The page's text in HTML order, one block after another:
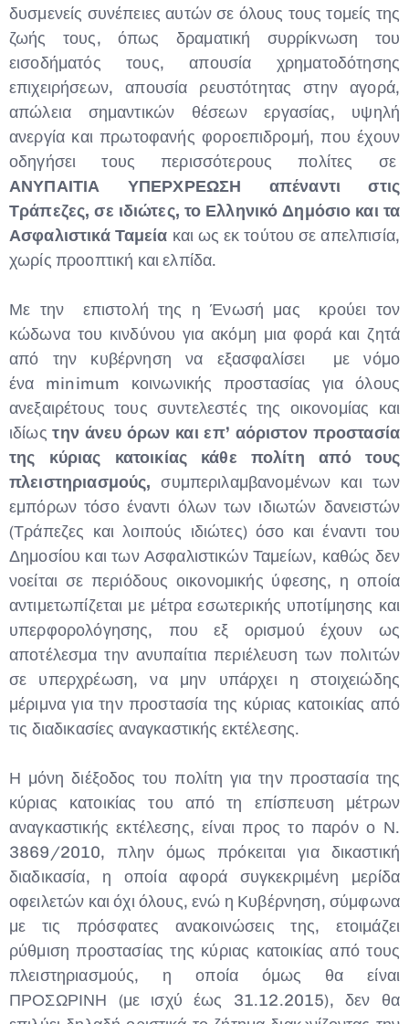
δυσμενείς συνέπειες αυτών σε όλους τους τομείς της
ζωής τους, όπως δραματική συρρίκνωση του
εισοδήματός τους, απουσία χρηματοδότησης
επιχειρήσεων, απουσία ρευστότητας στην αγορά,
απώλεια σημαντικών θέσεων εργασίας, υψηλή
ανεργία και πρωτοφανής φοροεπιδρομή, που έχουν
οδηγήσει τους περισσότερους πολίτες σε
ΑΝΥΠΑΙΤΙΑ ΥΠΕΡΧΡΕΩΣΗ απέναντι στις
Τράπεζες, σε ιδιώτες, το Ελληνικό Δημόσιο και τα
Ασφαλιστικά Ταμεία και ως εκ τούτου σε απελπισία,
χωρίς προοπτική και ελπίδα.
Με την επιστολή της η Ένωσή μας κρούει τον
κώδωνα του κινδύνου για ακόμη μια φορά και ζητά
από την κυβέρνηση να εξασφαλίσει με νόμο
ένα minimum κοινωνικής προστασίας για όλους
ανεξαιρέτους τους συντελεστές της οικονομίας και
ιδίωςτην άνευ όρων και επ’ αόριστον προστασία
της κύριας κατοικίας κάθε πολίτη από τους
πλειστηριασμούς, συμπεριλαμβανομένων και των
εμπόρων τόσο έναντι όλων των ιδιωτών δανειστών
(Τράπεζες και λοιπούς ιδιώτες) όσο και έναντι του
Δημοσίου και των Ασφαλιστικών Ταμείων, καθώς δεν
νοείται σε περιόδους οικονομικής ύφεσης, η οποία
αντιμετωπίζεται με μέτρα εσωτερικής υποτίμησης και
υπερφορολόγησης, που εξ ορισμού έχουν ως
αποτέλεσμα την ανυπαίτια περιέλευση των πολιτών
σε υπερχρέωση, να μην υπάρχει η στοιχειώδης
μέριμνα για την προστασία της κύριας κατοικίας από
τις διαδικασίες αναγκαστικής εκτέλεσης.
Η μόνη διέξοδος του πολίτη για την προστασία της
κύριας κατοικίας του από τη επίσπευση μέτρων
αναγκαστικής εκτέλεσης, είναι προς το παρόν ο Ν.
3869/2010, πλην όμως πρόκειται για δικαστική
διαδικασία, η οποία αφορά συγκεκριμένη μερίδα
οφειλετών και όχι όλους, ενώ η Κυβέρνηση, σύμφωνα
με τις πρόσφατες ανακοινώσεις της, ετοιμάζει
ρύθμιση προστασίας της κύριας κατοικίας από τους
πλειστηριασμούς, η οποία όμως θα είναι
ΠΡΟΣΩΡΙΝΗ (με ισχύ έως 31.12.2015), δεν θα